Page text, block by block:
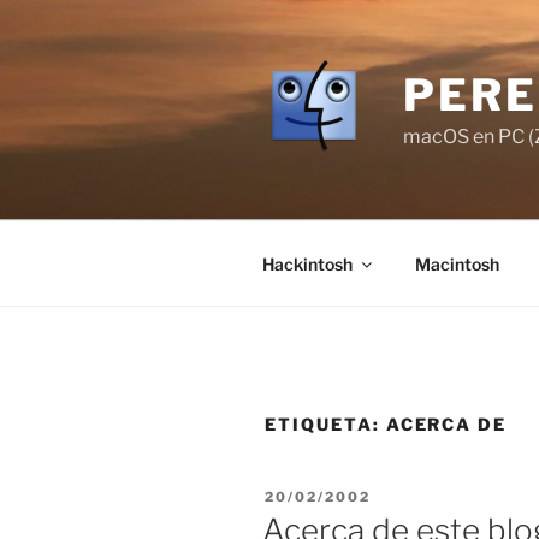
macOS en PC
Hackintosh Macintosh
ETIQUETA: ACERCA DE
PUBLICADO
EL
20/02/2002
Acerca de este